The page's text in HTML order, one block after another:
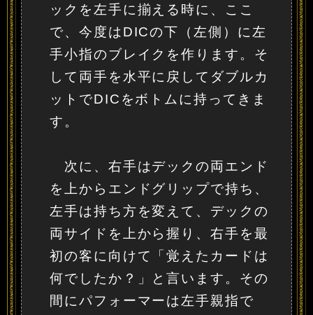
ックを左手に揃える時に、ここ
で、今度はDICの下（左側）に左
手小指のブレイクを作ります。そ
して両手を水平に戻してダブルカ
ットでDICをボトムに持ってきま
す。
次に、右手はデックの両エンド
を上からエンドグリップで持ち、
左手は持ち方を変えて、デックの
両サイドを上から握り、右手を最
初の客に向けて「覚えたカードは
何でしたか？」と言います。その
間にパフォーマーは左手親指で